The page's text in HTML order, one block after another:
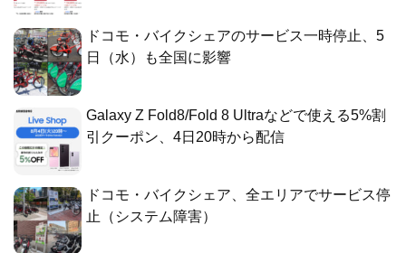
ドコモ・バイクシェアのサービス一時停止、5
日（水）も全国に影響
Galaxy Z Fold8/Fold 8 Ultraなどで使える5%割
引クーポン、4日20時から配信
ドコモ・バイクシェア、全エリアでサービス停
止（システム障害）